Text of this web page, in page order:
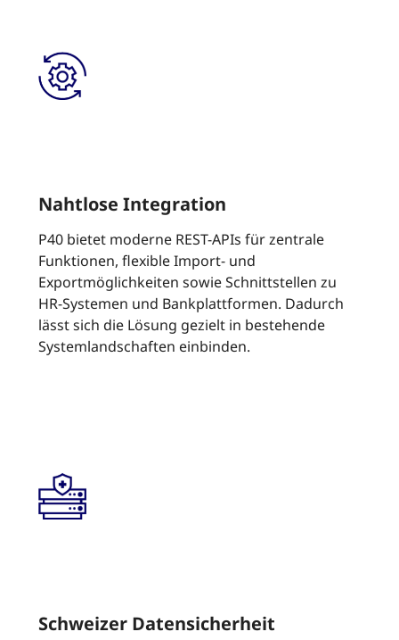
Nahtlose Integration
P40 bietet moderne REST-APIs für zentrale
Funktionen, flexible Import- und
Exportmöglichkeiten sowie Schnittstellen zu
HR-Systemen und Bankplattformen. Dadurch
lässt sich die Lösung gezielt in bestehende
Systemlandschaften einbinden.
Schweizer Datensicherheit